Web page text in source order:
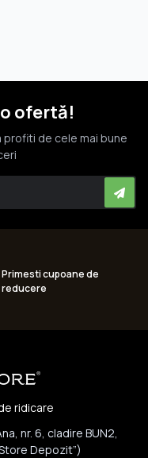
ofertă!
de cele mai bune
Primesti cupoane de
reducere
ridicare
nr. 6, cladire BUN2,
Depozit”)